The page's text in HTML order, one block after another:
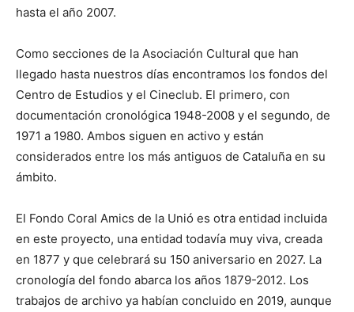
hasta el año 2007.
Como secciones de la Asociación Cultural que han
llegado hasta nuestros días encontramos los fondos del
Centro de Estudios y el Cineclub. El primero, con
documentación cronológica 1948-2008 y el segundo, de
1971 a 1980. Ambos siguen en activo y están
considerados entre los más antiguos de Cataluña en su
ámbito.
El Fondo Coral Amics de la Unió es otra entidad incluida
en este proyecto, una entidad todavía muy viva, creada
en 1877 y que celebrará su 150 aniversario en 2027. La
cronología del fondo abarca los años 1879-2012. Los
trabajos de archivo ya habían concluido en 2019, aunque